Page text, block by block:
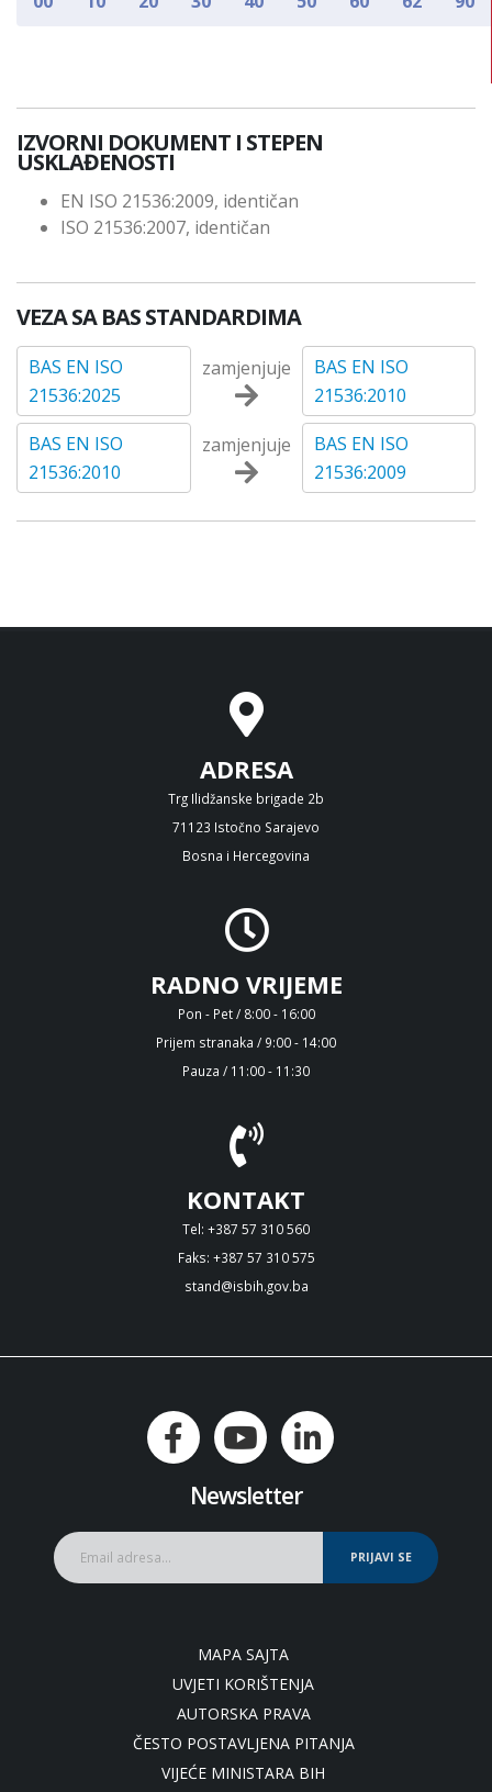
IZVORNI DOKUMENT I STEPEN
USKLAĐENOSTI
EN ISO 21536:2009, identičan
ISO 21536:2007, identičan
VEZA SA BAS STANDARDIMA
BAS EN ISO
21536:2025
zamjenjuje
BAS EN ISO
21536:2010
BAS EN ISO
21536:2010
zamjenjuje
BAS EN ISO
21536:2009
ADRESA
Trg Ilidžanske brigade 2b
71123 Istočno Sarajevo
Bosna i Hercegovina
RADNO VRIJEME
Pon - Pet / 8:00 - 16:00
Prijem stranaka / 9:00 - 14:00
Pauza / 11:00 - 11:30
KONTAKT
Tel: +387 57 310 560
Faks: +387 57 310 575
stand@isbih.gov.ba
Newsletter
PRIJAVI SE
MAPA SAJTA
UVJETI KORIŠTENJA
AUTORSKA PRAVA
ČESTO POSTAVLJENA PITANJA
VIJEĆE MINISTARA BIH